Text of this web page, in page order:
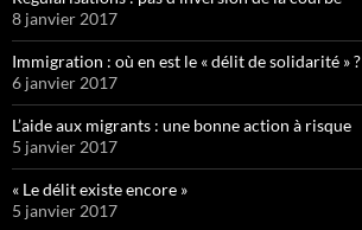
8 janvier 2017
Immigration : où en est le « délit de solidarité » ?
6 janvier 2017
L’aide aux migrants : une bonne action à risque
5 janvier 2017
« Le délit existe encore »
5 janvier 2017